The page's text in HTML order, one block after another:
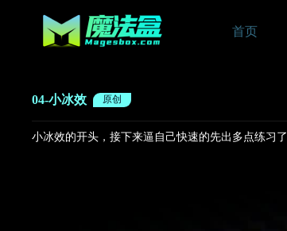
首页
04-小冰效 原创
小冰效的开头，接下来逼自己快速的先出多点练习了